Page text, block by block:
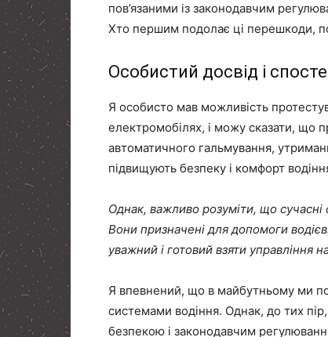
пов’язаними із законодавчим
Хто першим подолає ці перешкоди,
Особистий досвід і
Я особисто мав можливість
електромобілях, і можу сказати, що
автоматичного гальмування,
підвищують безпеку і комфорт
Однак, важливо розуміти, що
Вони призначені для допомоги
уважний і готовий взяти управління
Я впевнений, що в майбутньому ми
системами водіння. Однак, до тих
безпекою і законодавчим